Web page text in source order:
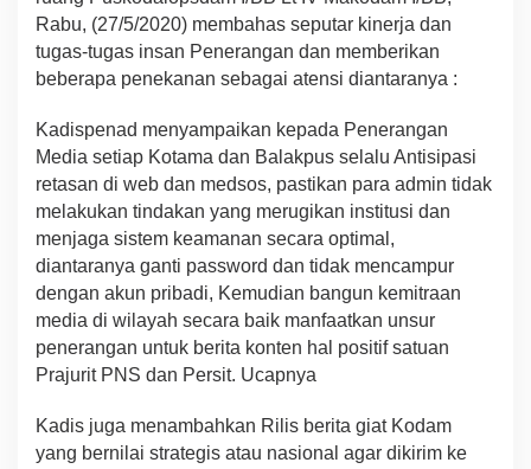
Rabu, (27/5/2020) membahas seputar kinerja dan
tugas-tugas insan Penerangan dan memberikan
beberapa penekanan sebagai atensi diantaranya :
Kadispenad menyampaikan kepada Penerangan
Media setiap Kotama dan Balakpus selalu Antisipasi
retasan di web dan medsos, pastikan para admin tidak
melakukan tindakan yang merugikan institusi dan
menjaga sistem keamanan secara optimal,
diantaranya ganti password dan tidak mencampur
dengan akun pribadi, Kemudian bangun kemitraan
media di wilayah secara baik manfaatkan unsur
penerangan untuk berita konten hal positif satuan
Prajurit PNS dan Persit. Ucapnya
Kadis juga menambahkan Rilis berita giat Kodam
yang bernilai strategis atau nasional agar dikirim ke